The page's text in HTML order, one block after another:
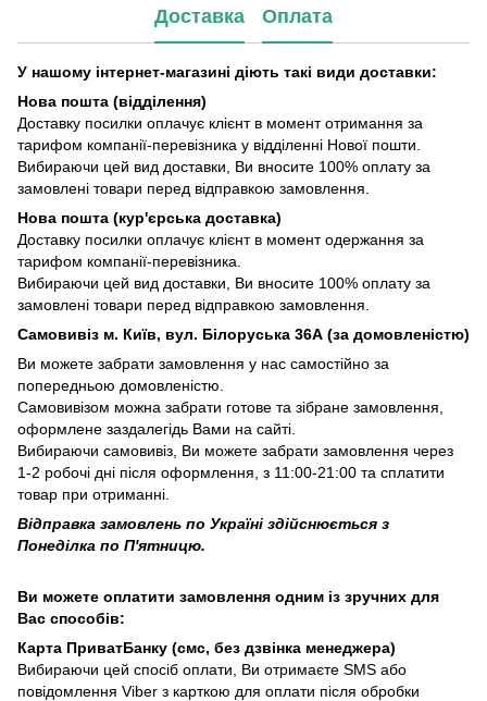
Доставка Оплата
У нашому інтернет-магазині діють такі види доставки:
Нова пошта (відділення)
Доставку посилки оплачує клієнт в момент отримання за
тарифом компанії-перевізника у відділенні Нової пошти.
Вибираючи цей вид доставки, Ви вносите 100% оплату за
замовлені товари перед відправкою замовлення.
Нова пошта (кур'єрська доставка)
Доставку посилки оплачує клієнт в момент одержання за
тарифом компанії-перевізника.
Вибираючи цей вид доставки, Ви вносите 100% оплату за
замовлені товари перед відправкою замовлення.
Самовивіз м. Київ, вул. Білоруська 36А (за домовленістю)
Ви можете забрати замовлення у нас самостійно за
попередньою домовленістю.
Самовивізом можна забрати готове та зібране замовлення,
оформлене заздалегідь Вами на сайті.
Вибираючи самовивіз, Ви можете забрати замовлення через
1-2 робочі дні після оформлення, з 11:00-21:00 та сплатити
товар при отриманні.
Відправка замовлень по Україні здійснюється з
Понеділка по П'ятницю.
Ви можете оплатити замовлення одним із зручних для
Вас способів:
Карта ПриватБанку (смс, без дзвінка менеджера)
Вибираючи цей спосіб оплати, Ви отримаєте SMS або
повідомлення Viber з карткою для оплати після обробки